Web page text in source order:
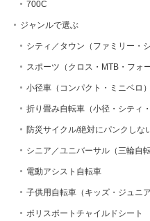
700C
ジャンルで選ぶ
シティ／タウン（ファミリー・
スポーツ（クロス・MTB・フォ
小径車（コンパクト・ミニベロ）
折り畳み自転車（小径・シティ
防災サイクル/絶対にパンクしな
シニア／ユニバーサル（三輪自
電動アシスト自転車
子供用自転車（キッズ・ジュニ
ポリスポートチャイルドシート